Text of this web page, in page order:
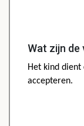
Wat zijn de
Het kind
accepteren.